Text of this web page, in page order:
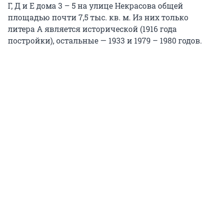
Г, Д и Е дома 3 – 5 на улице Некрасова общей
площадью почти 7,5 тыс. кв. м. Из них только
литера А является исторической (1916 года
постройки), остальные — 1933 и 1979 – 1980 годов.